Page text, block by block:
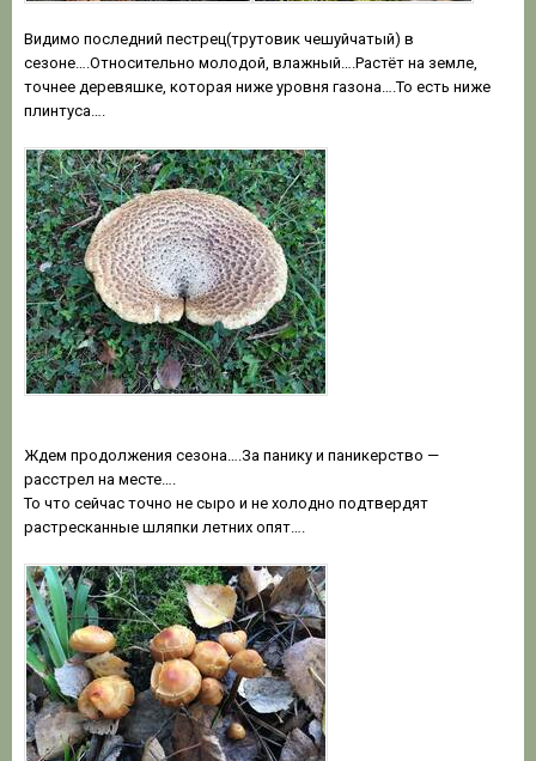
Видимо последний пестрец(трутовик чешуйчатый) в
сезоне….Относительно молодой, влажный….Растёт на земле,
точнее деревяшке, которая ниже уровня газона….То есть ниже
плинтуса….
Ждем продолжения сезона….За панику и паникерство —
расстрел на месте….
То что сейчас точно не сыро и не холодно подтвердят
растресканные шляпки летних опят….